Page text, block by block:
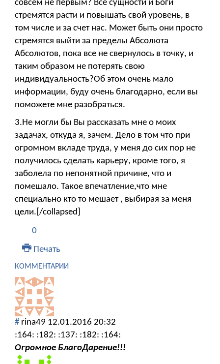
совсем не первым? Все сущности и Боги
стремятся расти и повышать свой уровень, в
том числе и за счет нас. Может быть они просто
стремятся выйти за пределы Абсолюта
Абсолютов, пока все не свернулось в точку, и
таким образом не потерять свою
индивидуальность?Об этом очень мало
информации, буду очень благодарно, если вы
поможете мне разобраться.
3.Не могли бы Вы рассказать мне о моих
задачах, откуда я, зачем. Дело в том что при
огромном вкладе труда, у меня до сих пор не
получилось сделать карьеру, кроме того, я
заболела по непонятной причине, что и
помешало. Такое впечатление,что мне
специально кто то мешает , выбирая за меня
цели.[/collapsed]
0
Печать
КОММЕНТАРИИ
# rina49 12.01.2016 20:32
:164: :182: :137: :182: :164:
Огромное БлагоДарение!!!